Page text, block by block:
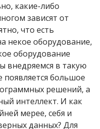
какие-либо
зависят от
что есть
некое оборудование,
оборудование
внедряемся в такую
появляется большое
решений, а
интеллект. И как
мерее, себя и
данных? Для